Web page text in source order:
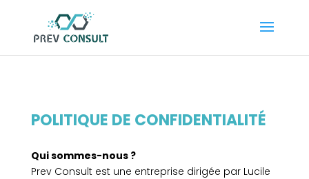
POLITIQUE DE CONFIDENTIALITÉ
Qui sommes-nous ?
Prev Consult est une entreprise dirigée par Lucile